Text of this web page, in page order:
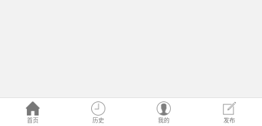
首页 历史 我的 发布